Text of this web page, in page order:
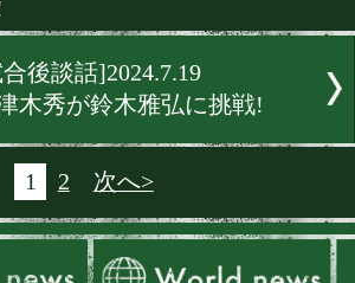
[試合後談話]2024.7.20
中谷潤人! バンタム級4団体
に拍車
[試合後談話]2024.7.20
那須川天心! 世界ランカー